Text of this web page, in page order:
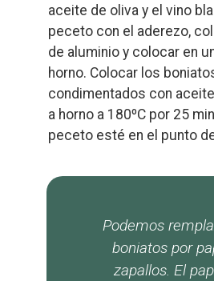
aceite de oliva y el vino
peceto con el aderezo,
de aluminio y colocar en
horno. Colocar los
condimentados con
a horno a 180ºC por 25
peceto esté en el punto
Podemos
boniatos por
zapallos. El